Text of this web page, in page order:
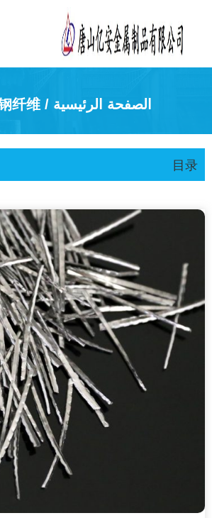
الصفحة الرئيسية / 剪切型钢纤维
目录